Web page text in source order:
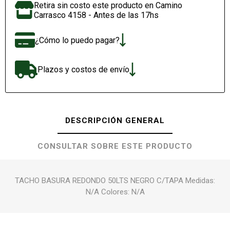
Retira sin costo este producto en Camino
Carrasco 4158 - Antes de las 17hs
¿Cómo lo puedo pagar?
Plazos y costos de envío
DESCRIPCIÓN GENERAL
CONSULTAR SOBRE ESTE PRODUCTO
TACHO BASURA REDONDO 50LTS NEGRO C/TAPA Medidas:
N/A Colores: N/A